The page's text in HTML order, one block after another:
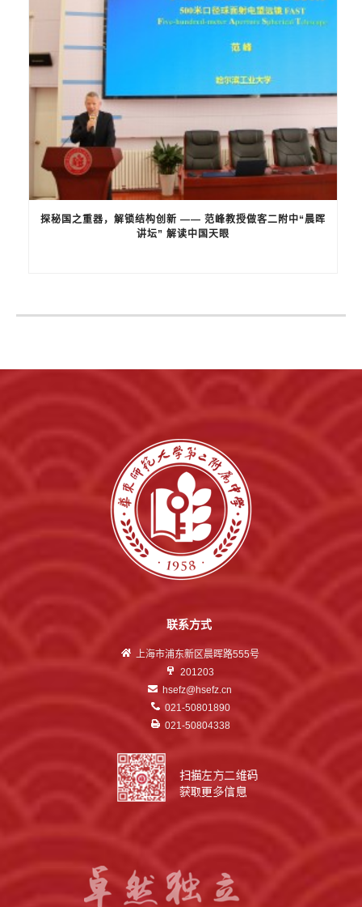
探秘国之重器，解锁结构创新 —— 范峰教授做客二附中“晨晖
讲坛” 解读中国天眼
联系方式
上海市浦东新区晨晖路555号
201203
hsefz@hsefz.cn
021-50801890
021-50804338